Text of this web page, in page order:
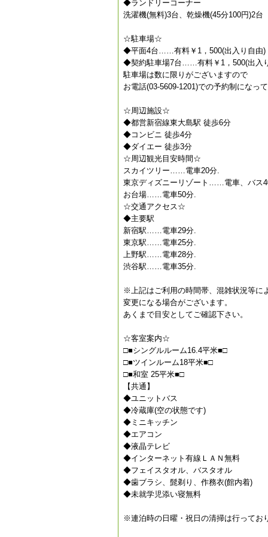
◆ランドリーコーナー
洗濯機(無料)3台、乾燥機(45分100円)2台
☆駐車場☆
◆平面4台……有料￥1，500(出入り自由)
◆契約駐車場7台……有料￥1，500(出入
駐車場は数に限りがございますので
お電話(03-5609-1201)での予約制になって
☆周辺施設☆
◆都営新宿線東大島駅 徒歩6分
◆コンビニ 徒歩4分
◆ダイエー 徒歩3分
☆周辺観光目安時間☆
スカイツリー……電車20分.
東京ディズニーリゾート……電車、バス
お台場……電車50分.
☆交通アクセス☆
◆主要駅
新宿駅……電車29分.
東京駅……電車25分.
上野駅……電車28分.
渋谷駅……電車35分.
※上記はご利用の時間帯、混雑状況等に
変更になる場合がございます。
あくまで目安としてご確認下さい。
☆客室案内☆
□■シングルルーム16.4平米■□
□■ツインルーム18平米■□
□■和室 25平米■□
【共通】
◆ユニットバス
◆冷蔵庫(空の状態です)
◆ミニキッチン
◆エアコン
◆液晶テレビ
◆インターネット有線ＬＡＮ無料
◆フェイスタオル、バスタオル
◆歯ブラシ、髭剃り、作務衣(館内着)
◆未就学児添い寝無料
※連泊時の日曜・祝日の清掃は行ってお